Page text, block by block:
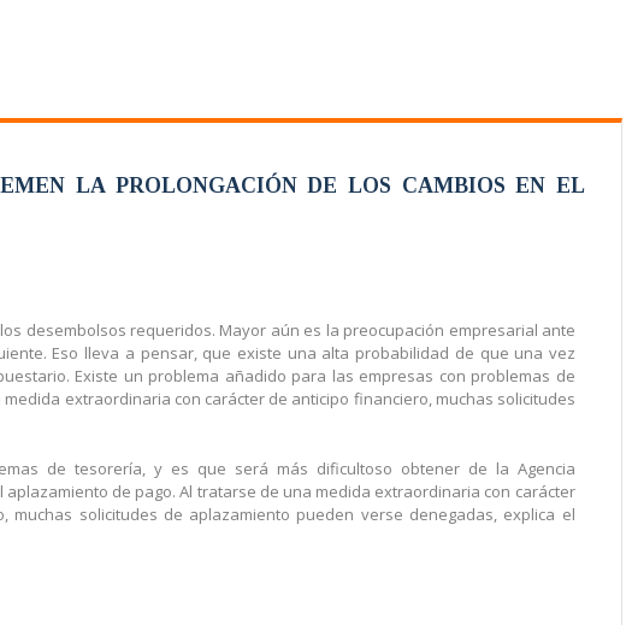
LA PROLONGACIÓN DE LOS CAMBIOS EN EL
desembolsos requeridos. Mayor aún es la preocupación empresarial ante
Eso lleva a pensar, que existe una alta probabilidad de que una vez
Existe un problema añadido para las empresas con problemas de
extraordinaria con carácter de anticipo financiero, muchas solicitudes
de tesorería, y es que será más dificultoso obtener de la Agencia
de pago. Al tratarse de una medida extraordinaria con carácter
muchas solicitudes de aplazamiento pueden verse denegadas, explica el